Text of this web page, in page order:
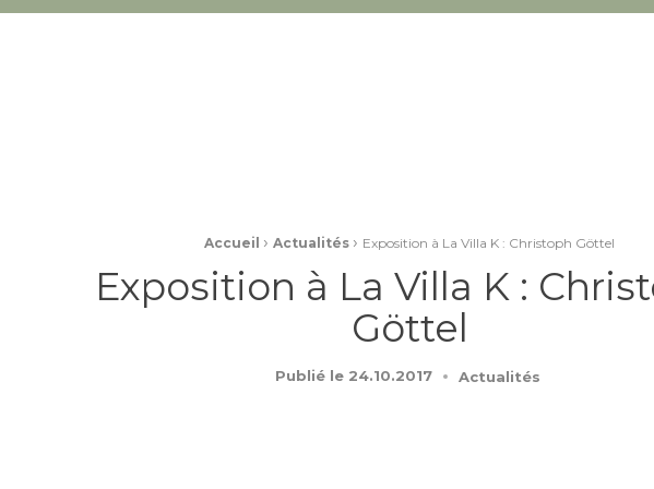
4 étoiles
Accueil › Actualités › Exposition à La Villa K : Christoph Göttel
Exposition à La Villa K :
Göttel
Publié le 24.10.2017 Actualités